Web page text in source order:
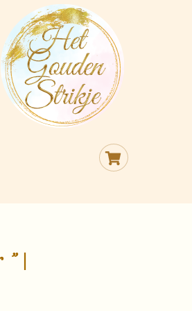
Cart
|